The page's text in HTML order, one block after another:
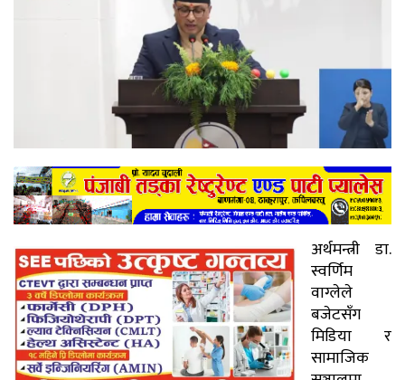
अर्थमन्त्री डा.
स्वर्णिम
वाग्लेले
बजेटसँग
मिडिया र
सामाजिक